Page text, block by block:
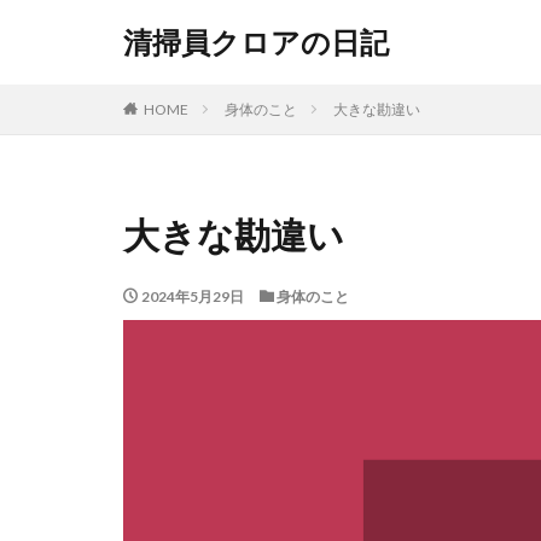
清掃員クロアの日記
HOME 身体のこと 大きな勘違い
大きな勘違い
2024年5月29日 身体のこと